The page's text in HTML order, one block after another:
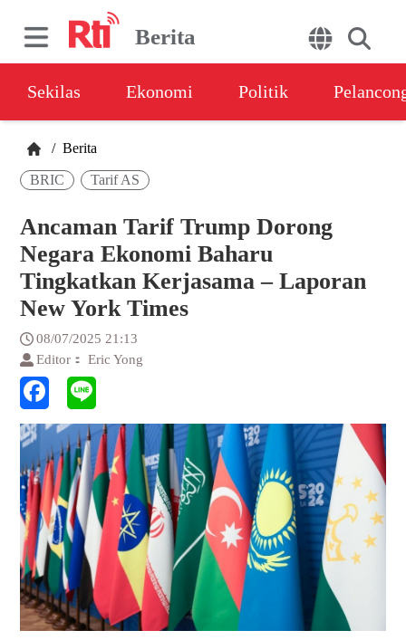
Berita
Sekilas Ekonomi Politik
/ Berita
BRIC Tarif AS
Ancaman Tarif Trump Dorong
Negara Ekonomi Baharu
Tingkatkan Kerjasama – Laporan
New York Times
08/07/2025 21:13
Editor： Eric Yong